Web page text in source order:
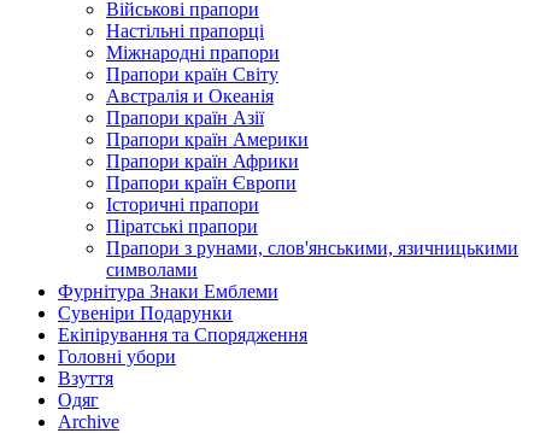
Військові прапори
Настільні прапорці
Міжнародні прапори
Прапори країн Світу
Австралія и Океанія
Прапори країн Азії
Прапори країн Америки
Прапори країн Африки
Прапори країн Європи
Історичні прапори
Піратські прапори
Прапори з рунами, слов'янськими, язичницькими
символами
Фурнітура Знаки Емблеми
Сувеніри Подарунки
Екіпірування та Спорядження
Головні убори
Взуття
Одяг
Archive